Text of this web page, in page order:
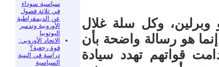
سياسية سوداء
في ثلاثة فصول
عن الديمقراطية
الأوروبية وتدمير
اليوتوبيا
الاتحاد الأوروبي:
قوة رجعية؟
دراسة في البنية
السياسية
وكل سلة غلال
هو رسالة واضحة بأن
قواتهم تهدد سيادة